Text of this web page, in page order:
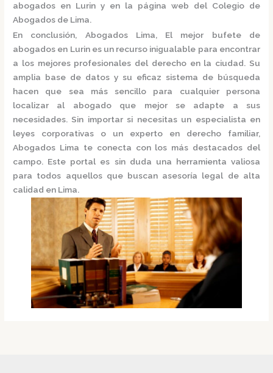
abogados en Lurin y en la página web del Colegio de
Abogados de Lima.
En conclusión, Abogados Lima, El mejor bufete de
abogados en Lurines un recurso inigualable para encontrar
a los mejores profesionales del derecho en la ciudad. Su
amplia base de datos y su eficaz sistema de búsqueda
hacen que sea más sencillo para cualquier persona
localizar al abogado que mejor se adapte a sus
necesidades. Sin importar si necesitas un especialista en
leyes corporativas o un experto en derecho familiar,
Abogados Lima te conecta con los más destacados del
campo. Este portal es sin duda una herramienta valiosa
para todos aquellos que buscan asesoría legal de alta
calidad en Lima.